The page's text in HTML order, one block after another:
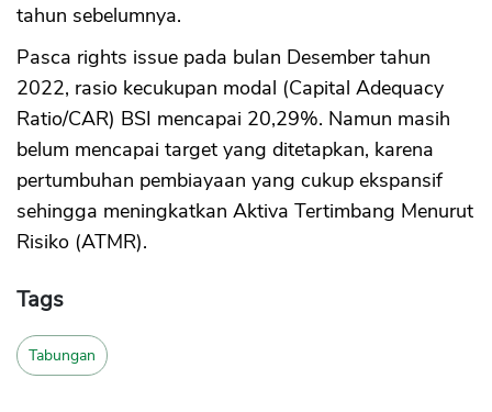
tahun sebelumnya.
Pasca rights issue pada bulan Desember tahun
2022, rasio kecukupan modal (Capital Adequacy
Ratio/CAR) BSI mencapai 20,29%. Namun masih
belum mencapai target yang ditetapkan, karena
pertumbuhan pembiayaan yang cukup ekspansif
sehingga meningkatkan Aktiva Tertimbang Menurut
Risiko (ATMR).
Tags
Tabungan